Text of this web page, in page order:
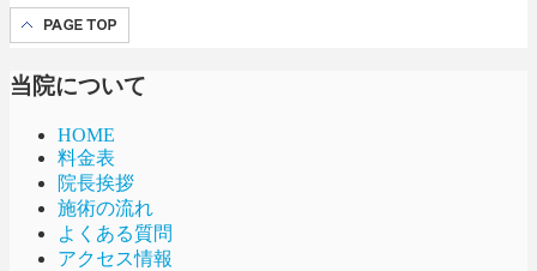
当院について
HOME
料金表
院長挨拶
施術の流れ
よくある質問
アクセス情報